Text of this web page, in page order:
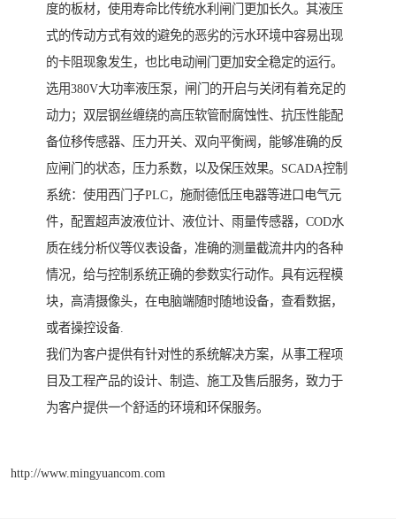
度的板材，使用寿命比传统水利闸门更加长久。其液压
式的传动方式有效的避免的恶劣的污水环境中容易出现
的卡阻现象发生，也比电动闸门更加安全稳定的运行。
选用380V大功率液压泵，闸门的开启与关闭有着充足的
动力；双层钢丝缠绕的高压软管耐腐蚀性、抗压性能配
备位移传感器、压力开关、双向平衡阀，能够准确的反
应闸门的状态，压力系数，以及保压效果。SCADA控制
系统：使用西门子PLC，施耐德低压电器等进口电气元
件，配置超声波液位计、液位计、雨量传感器，COD水
质在线分析仪等仪表设备，准确的测量截流井内的各种
情况，给与控制系统正确的参数实行动作。具有远程模
块，高清摄像头，在电脑端随时随地设备，查看数据，
或者操控设备.
我们为客户提供有针对性的系统解决方案，从事工程项
目及工程产品的设计、制造、施工及售后服务，致力于
为客户提供一个舒适的环境和环保服务。
http://www.mingyuancom.com